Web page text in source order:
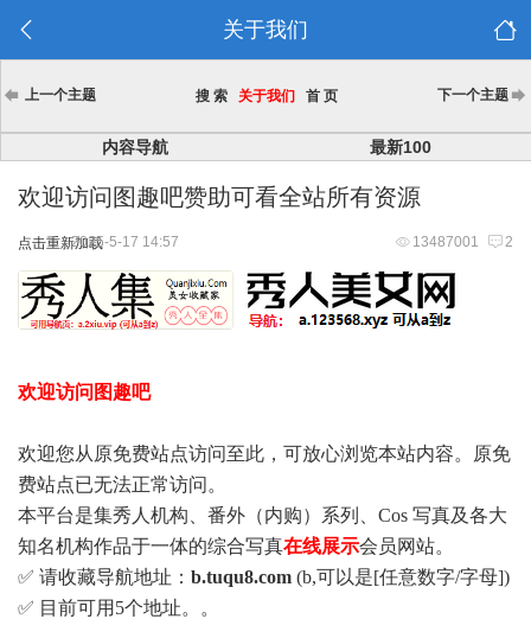
关于我们
上一个主题 搜 索 关于我们 首 页 下一个主题
内容导航 最新100
欢迎访问图趣吧赞助可看全站所有资源
点击重新加载 13487001 2
2025-5-17 14:57
欢迎访问图趣吧
欢迎您从原免费站点访问至此，可放心浏览本站内容。原免
费站点已无法正常访问。
本平台是集秀人机构、番外（内购）系列、Cos 写真及各大
知名机构作品于一体的综合写真在线展示会员网站。
✅ 请收藏导航地址： b.tuqu8.com (b,可以是[任意数字/字母])
✅ 目前可用5个地址。。